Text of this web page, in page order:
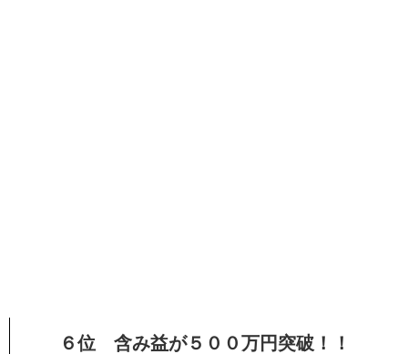
６位 含み益が５００万円突破！！